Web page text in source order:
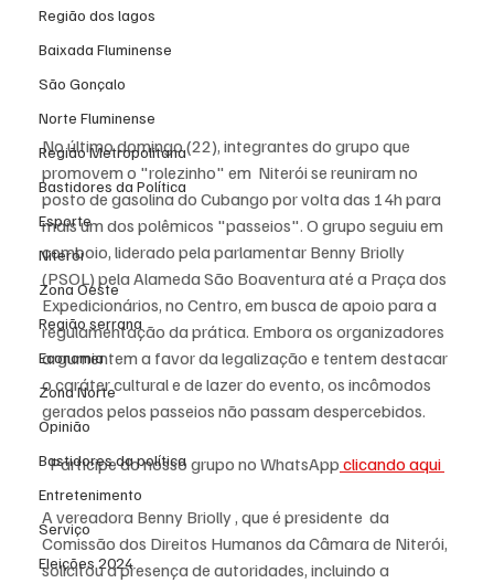
Região dos lagos
Baixada Fluminense
São Gonçalo
Norte Fluminense
Região Metropolitana
Bastidores da Política
Esporte
Niterói
Zona Oeste
Região serrana
Economia
Zona Norte
Opinião
Bastidores da política
Entretenimento
Serviço
Eleições 2024
No último domingo (22), integrantes do grupo que
promovem o "rolezinho" em  Niterói se reuniram no
posto de gasolina do Cubango por volta das 14h para
mais um dos polêmicos "passeios". O grupo seguiu em
comboio, liderado pela parlamentar Benny Briolly
(PSOL) pela Alameda São Boaventura até a Praça dos
Expedicionários, no Centro, em busca de apoio para a
regulamentação da prática. Embora os organizadores
argumentem a favor da legalização e tentem destacar
o caráter cultural e de lazer do evento, os incômodos
gerados pelos passeios não passam despercebidos.
Participe do nosso grupo no WhatsApp clicando aqui
A vereadora Benny Briolly , que é presidente  da
Comissão dos Direitos Humanos da Câmara de Niterói,
solicitou a presença de autoridades, incluindo a